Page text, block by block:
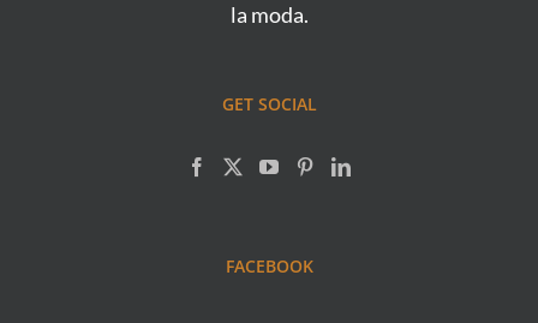
la moda.
GET SOCIAL
FACEBOOK